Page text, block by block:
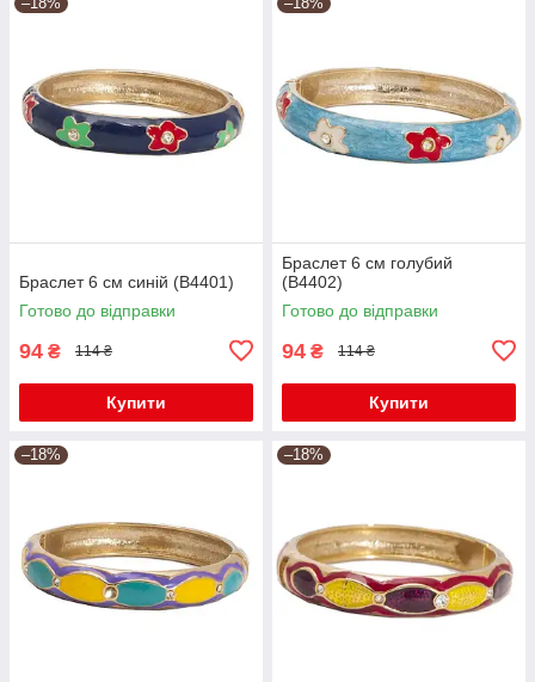
Браслет 6 см синій (В4401)
Готово до відправки
94 ₴ 114 ₴
Купити
Браслет 6 см голубий
(В4402)
Готово до відправки
94 ₴ 114 ₴
Купити
–18% –18%